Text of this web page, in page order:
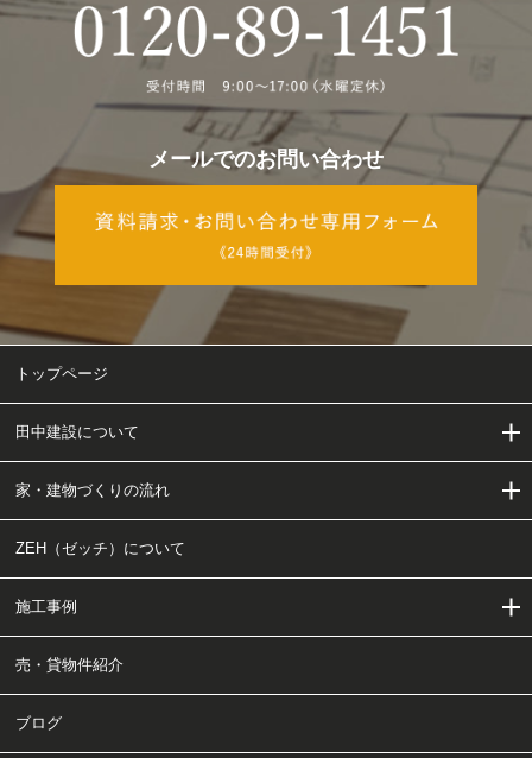
メールでのお問い合わせ
トップページ
田中建設について
田中建設について
当社の家・建物づくり
会社概要・アクセス
家・建物づくりの流れ
家・建物づくりの流れ
工事チャート
ご依頼〜施工の流れ
ZEH（ゼッチ）について
施工事例
施工事例
クリニック・医療施設・福祉施設
売・貸物件紹介
ブログ